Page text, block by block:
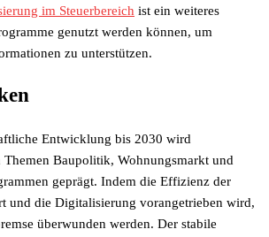
im Steuerbereich ist ein weiteres
genutzt werden können, um
zu unterstützen.
Entwicklung bis 2030 wird
Themen Baupolitik, Wohnungsmarkt und
geprägt. Indem die Effizienz der
und die Digitalisierung vorangetrieben wird,
überwunden werden. Der stabile